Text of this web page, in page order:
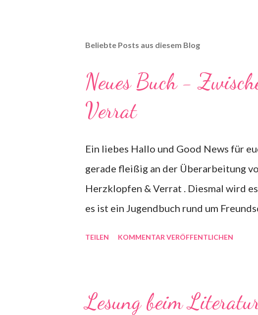
Beliebte Posts aus diesem Blog
Neues Buch -
Verrat
Ein liebes Hallo und Good News für
gerade fleißig an der Überarbeitung
Herzklopfen & Verrat . Diesmal wird
es ist ein Jugendbuch rund um
Unscheinbar, glatt, perfekt - und
TEILEN KOMMENTAR VERÖFFENTLICHEN
Lesung beim